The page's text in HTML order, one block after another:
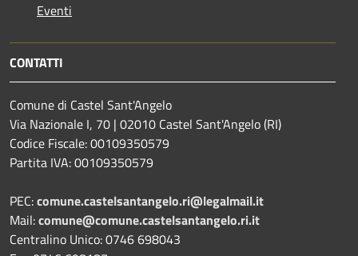
Eventi
CONTATTI
Comune di Castel Sant'Angelo
Via Nazionale I, 70 | 02010 Castel Sant'Angelo (RI)
Codice Fiscale: 00109350579
Partita IVA: 00109350579
PEC:comune.castelsantangelo.ri@legalmail.it
Mail:comune@comune.castelsantangelo.ri.it
Centralino Unico: 0746 698043